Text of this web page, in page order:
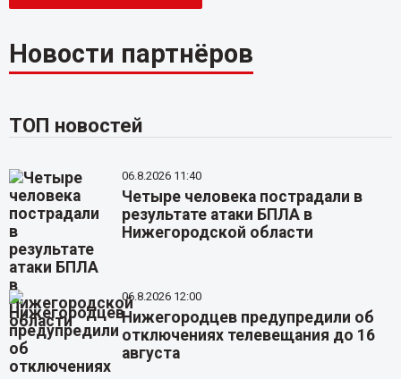
Новости партнёров
ТОП новостей
06.8.2026 11:40
Четыре человека пострадали в
результате атаки БПЛА в
Нижегородской области
06.8.2026 12:00
Нижегородцев предупредили об
отключениях телевещания до 16
августа